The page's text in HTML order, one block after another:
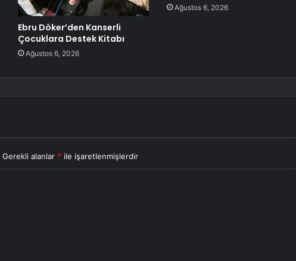
Ebru Döker’den Kanserli
Çocuklara Destek Kitabı
Ağustos 6, 2026
Ağustos 6, 2026
Gerekli alanlar * ile işaretlenmişlerdir